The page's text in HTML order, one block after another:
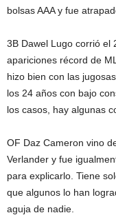
bolsas AAA y fue
3B Dawel Lugo corrió el
apariciones récord de
hizo bien con las
los 24 años con bajo
los casos, hay algunas
OF Daz Cameron vino
Verlander y fue
para explicarlo. Tiene
que algunos lo han
aguja de nadie.